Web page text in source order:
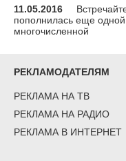
11.05.2016
пополнилась еще
многочисленной
РЕКЛАМОДАТЕЛЯМ
РЕКЛАМА НА ТВ
РЕКЛАМА НА РАДИО
РЕКЛАМА В ИНТЕРНЕТ